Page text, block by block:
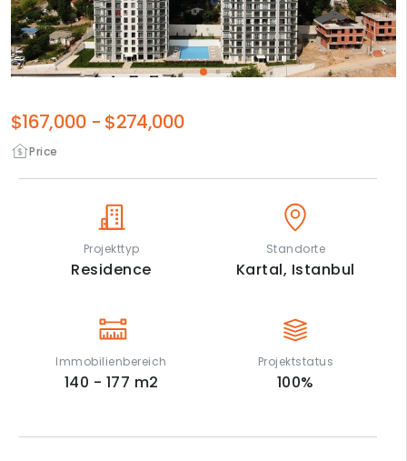
Price
$167,000 - $274,000
Projekttyp
Residence
Standorte
Kartal, Istanbul
Immobilienbereich
140 - 177 m2
Projektstatus
100%